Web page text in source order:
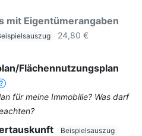
mit Eigentümerangaben
24,80 €
Flächennutzungsplan
für meine Immobilie? Was darf
Beispielsauszug